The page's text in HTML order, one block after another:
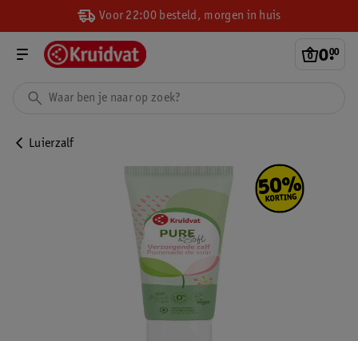
Voor 22:00 besteld, morgen in huis
0.
00
Luierzalf